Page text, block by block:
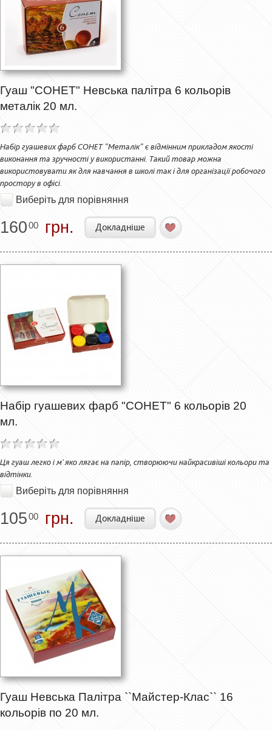
Гуаш "СОНЕТ" Невська палітра 6 кольорів
металік 20 мл.
Набір гуашевих фарб СОНЕТ "Металік" є відмінним прикладом якості
виконання та зручності у використанні. Такий товар можна
використовувати як для навчання в школі так і для організації робочого
простору в офісі.
Виберіть для порівняння
16000 грн. Докладніше
Набір гуашевих фарб "СОНЕТ" 6 кольорів 20
мл.
Ця гуаш легко і м`яко лягає на папір, створюючи найкрасивіші кольори та
відтінки.
Виберіть для порівняння
10500 грн. Докладніше
Гуаш Невська Палітра ``Майстер-Клас`` 16
кольорів по 20 мл.